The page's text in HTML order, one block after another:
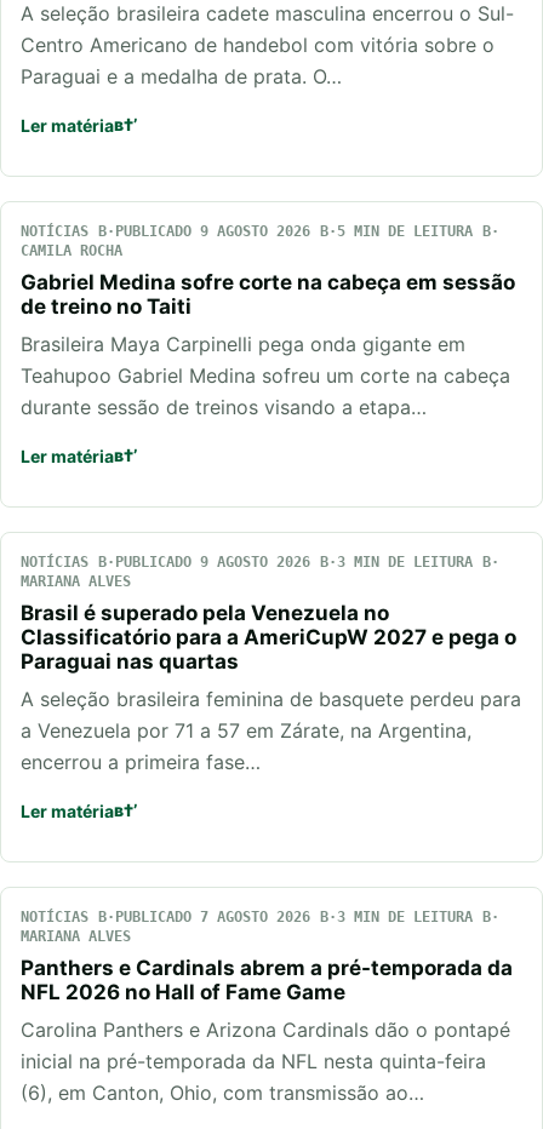
A seleção brasileira cadete masculina encerrou o Sul-
Centro Americano de handebol com vitória sobre o
Paraguai e a medalha de prata. O…
Ler matéria
NOTÍCIAS PUBLICADO 9 AGOSTO 2026
5 MIN DE LEITURA
CAMILA ROCHA
Gabriel Medina sofre corte na cabeça em sessão
de treino no Taiti
Brasileira Maya Carpinelli pega onda gigante em
Teahupoo Gabriel Medina sofreu um corte na cabeça
durante sessão de treinos visando a etapa…
Ler matéria
NOTÍCIAS PUBLICADO 9 AGOSTO 2026
3 MIN DE LEITURA
MARIANA ALVES
Brasil é superado pela Venezuela no
Classificatório para a AmeriCupW 2027 e pega o
Paraguai nas quartas
A seleção brasileira feminina de basquete perdeu para
a Venezuela por 71 a 57 em Zárate, na Argentina,
encerrou a primeira fase…
Ler matéria
NOTÍCIAS PUBLICADO 7 AGOSTO 2026
3 MIN DE LEITURA
MARIANA ALVES
Panthers e Cardinals abrem a pré-temporada da
NFL 2026 no Hall of Fame Game
Carolina Panthers e Arizona Cardinals dão o pontapé
inicial na pré-temporada da NFL nesta quinta-feira
(6), em Canton, Ohio, com transmissão ao…